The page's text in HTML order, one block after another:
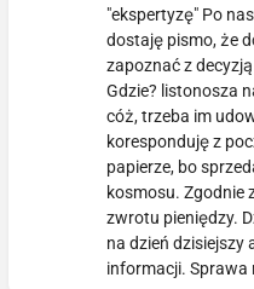
"ekspertyzę" Po
dostaję pismo, że
zapoznać z
Gdzie? listonosza
cóż, trzeba im
koresponduję z
papierze, bo
kosmosu. Zgodnie
zwrotu pieniędzy.
na dzień dzisiejszy
informacji. Sprawa